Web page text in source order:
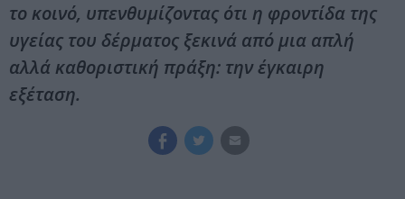
το κοινό, υπενθυμίζοντας ότι η φροντίδα της
υγείας του δέρματος ξεκινά από μια απλή
αλλά καθοριστική πράξη: την έγκαιρη
εξέταση.